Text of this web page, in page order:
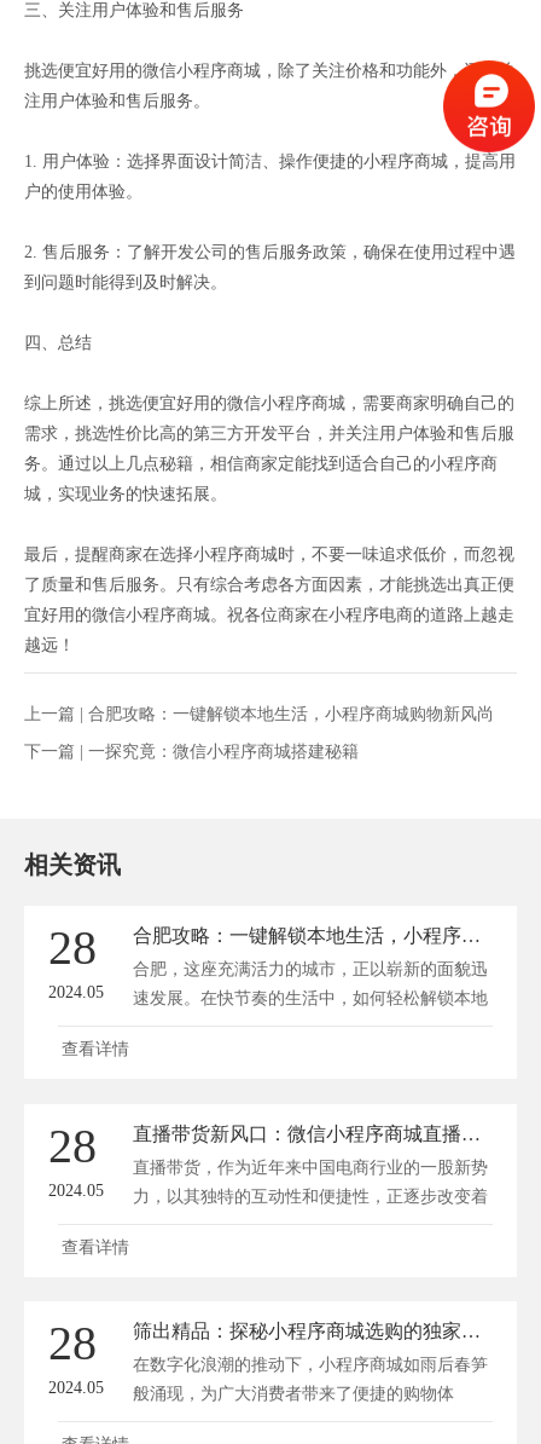
三、关注用户体验和售后服务
挑选便宜好用的微信小程序商城，除了关注价格和功能外，还要关
注用户体验和售后服务。
1. 用户体验：选择界面设计简洁、操作便捷的小程序商城，提高用
户的使用体验。
2. 售后服务：了解开发公司的售后服务政策，确保在使用过程中遇
到问题时能得到及时解决。
四、总结
综上所述，挑选便宜好用的微信小程序商城，需要商家明确自己的
需求，挑选性价比高的第三方开发平台，并关注用户体验和售后服
务。通过以上几点秘籍，相信商家定能找到适合自己的小程序商
城，实现业务的快速拓展。
最后，提醒商家在选择小程序商城时，不要一味追求低价，而忽视
了质量和售后服务。只有综合考虑各方面因素，才能挑选出真正便
宜好用的微信小程序商城。祝各位商家在小程序电商的道路上越走
越远！
上一篇 | 合肥攻略：一键解锁本地生活，小程序商城购物新风尚
下一篇 | 一探究竟：微信小程序商城搭建秘籍
相关资讯
28
2024.05
合肥攻略：一键解锁本地生活，小程序商城购物新风尚
合肥，这座充满活力的城市，正以崭新的面貌迅
速发展。在快节奏的生活中，如何轻松解锁本地
生...
查看详情
28
2024.05
直播带货新风口：微信小程序商城直播，撬动社交电商新机遇！
直播带货，作为近年来中国电商行业的一股新势
力，以其独特的互动性和便捷性，正逐步改变着
消...
查看详情
28
2024.05
筛出精品：探秘小程序商城选购的独家秘籍
在数字化浪潮的推动下，小程序商城如雨后春笋
般涌现，为广大消费者带来了便捷的购物体
验。...